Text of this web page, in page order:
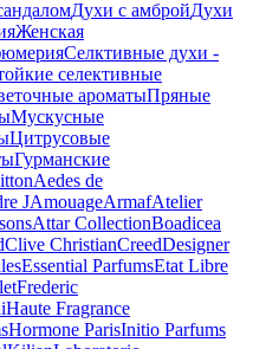
Духи с амбройДухи
Женская
Селктивные духи -
селективные
ароматыПряные
Мускусные
Цитрусовые
Гурманские
Aedes de
JAmouageArmafAtelier
Attar CollectionBoadicea
Clive ChristianCreedDesigner
Essential ParfumsEtat Libre
Frederic
Haute Fragrance
Hormone ParisInitio Parfums